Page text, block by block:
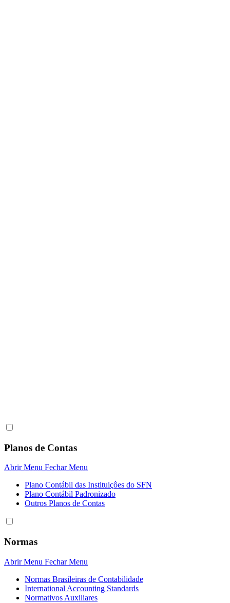
Planos de Contas
Abrir Menu Fechar Menu
Plano Contábil das Instituiçôes do SFN
Plano Contábil Padronizado
Outros Planos de Contas
Normas
Abrir Menu Fechar Menu
Normas Brasileiras de Contabilidade
International Accounting Standards
Normativos Auxiliares